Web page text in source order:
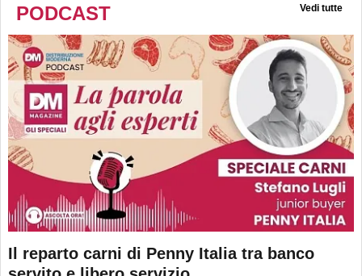
PODCAST Vedi tutte
Il reparto carni di Penny Italia tra banco